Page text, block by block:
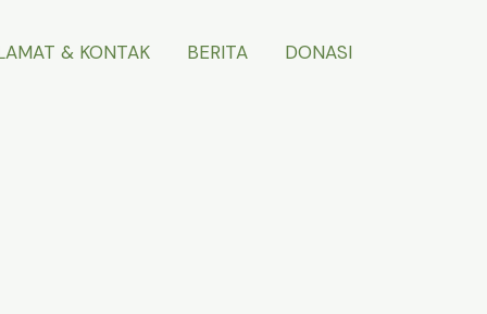
& KONTAK BERITA DONASI